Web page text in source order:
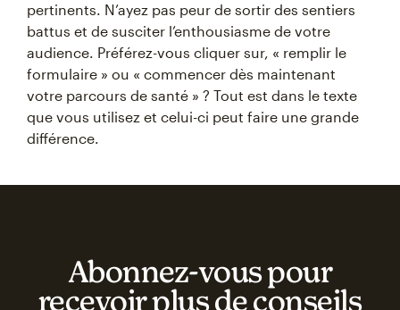
pertinents. N’ayez pas peur de sortir des sentiers
battus et de susciter l’enthousiasme de votre
audience. Préférez-vous cliquer sur, « remplir le
formulaire » ou « commencer dès maintenant
votre parcours de santé » ? Tout est dans le texte
que vous utilisez et celui-ci peut faire une grande
différence.
Abonnez‑vous pour
recevoir plus de conseils